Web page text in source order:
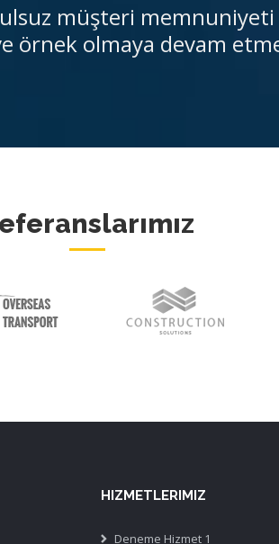
müşteri
örnek olmaya devam
HIZMETLERIMIZ
Deneme Hizmet 1